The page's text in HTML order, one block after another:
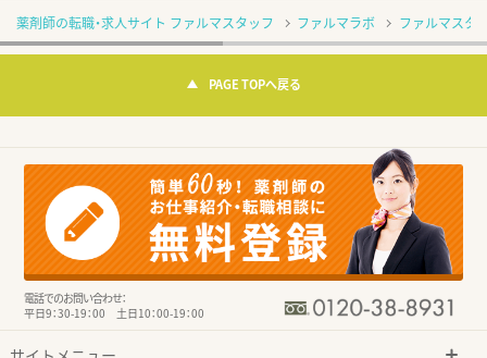
薬剤師の転職・求人サイト ファルマスタッフ ファルマラボ ファルマスタ
PAGE TOPへ戻る
電話でのお問い合わせ：
平日9：30-19：00 土日10：00-19：00